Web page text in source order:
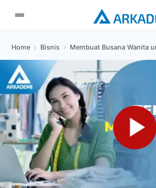
Home Bisnis Membuat Busana Wanita